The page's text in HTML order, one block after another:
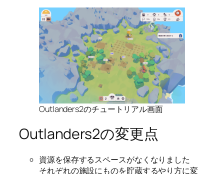
Outlanders2のチュートリアル画面
Outlanders2の変更点
資源を保存するスペースがなくなりました
それぞれの施設にものを貯蔵するやり方に変